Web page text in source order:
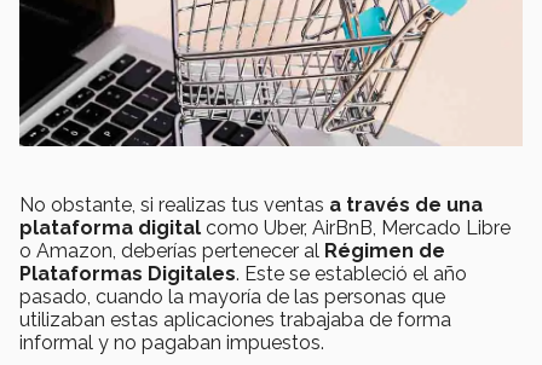
No obstante, si realizas tus ventas a través de una
plataforma digital como Uber, AirBnB, Mercado Libre
o Amazon, deberías pertenecer al Régimen de
Plataformas Digitales. Este se estableció el año
pasado, cuando la mayoría de las personas que
utilizaban estas aplicaciones trabajaba de forma
informal y no pagaban impuestos.